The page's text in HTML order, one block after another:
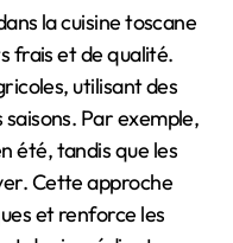
la cuisine toscane
frais et de qualité.
utilisant des
Par exemple,
été, tandis que les
Cette approche
et renforce les